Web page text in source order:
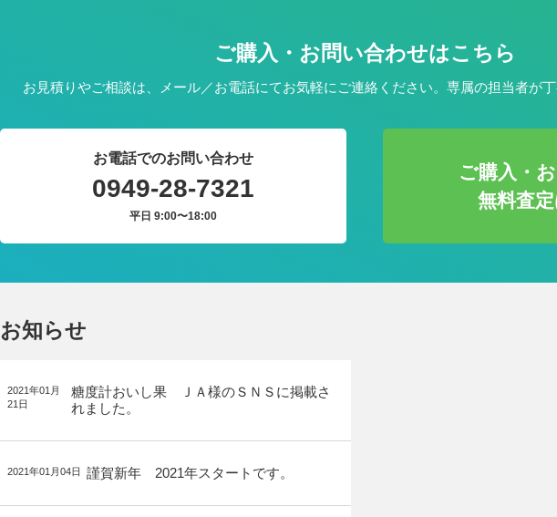
ご購入・お問い合わせはこちら
お見積りやご相談は、メール／お電話にてお気軽にご連絡ください。専属の担当者が丁
お電話でのお問い合わせ
0949-28-7321
平日 9:00〜18:00
ご購入・
無料査
お知らせ
2021年01月
21日
糖度計おいし果 ＪＡ様のＳＮＳに掲載さ
れました。
2021年01月04日 謹賀新年 2021年スタートです。